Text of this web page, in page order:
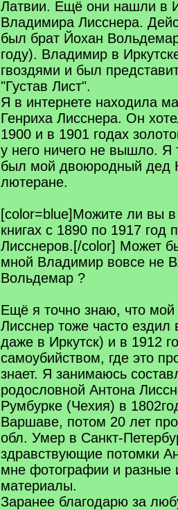
Латвии. Ещё они нашли в
Владимира Лисснера.
был брат Йохан
году). Владимир в
гвоздями и был
"Густав Лист".
Я в интернете находила
Генриха Лисснера. Он
1900 и в 1901 годах
у него ничего не вышло. Я
был мой двоюродный дед
лютеране.
[color=blue]Можите ли вы в
книгах с 1890 по 1917 год
Лисснеров.[/color] Может
мной Владимир вовсе не
Вольдемар ?
Ещё я точно знаю, что
Лисснер тоже часто
даже в Иркутск) и в 1912
самоубийством, где это
знает. Я занимаюсь
родословной Антона
Румбурке (Чехия) в
Варшаве, потом 20 лет
обл. Умер в Санкт-
здравствующие потомки
мне фотографии и разные
материалы.
Заранее благодарю за